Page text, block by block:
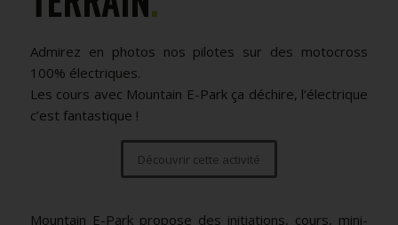
Admirez en photos nos pilotes sur des motocross
100% électriques.
Les cours avec Mountain E-Park ça déchire, l’électrique
c’est fantastique !
Découvrir cette activité
Mountain E-Park propose des initiations, cours, mini-